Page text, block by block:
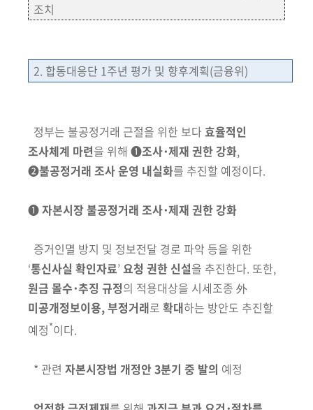
조치
2. 합동대응단 1주년 평가 및 향후계획(금융위)
정부는 불공정거래 근절을 위한 보다 효율적인
조사체계 마련을 위해 ➊조사･제재 권한 강화,
➋불공정거래 조사 운영 내실화를 추진할 예정이다.
➊자본시장 불공정거래 조사･제재 권한 강화
증거인멸 방지 및 정보전달 경로 파악 등을 위한
‘통신사실 확인자료’요청 권한 신설을 추진한다. 또한,
원금 몰수･추징 규정의 적용대상을 시세조종 外
미공개정보이용, 부정거래로 확대하는 방안도 추진할
예정*이다.
* 관련 자본시장법 개정안3분기 중 발의 예정